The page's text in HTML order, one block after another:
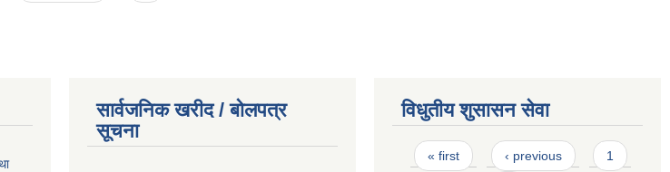
सार्वजनिक खरीद / बोलपत्र
सूचना
विधुतीय शुसासन सेवा
Pages
« first ‹ previous 1